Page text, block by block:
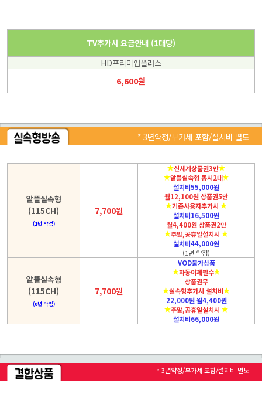
TV추가시 요금안내 (1대당)
HD프리미엄플러스
6,600원
* 3년약정/부가세 포함/설치비 별도
알뜰실속형
(115CH)
(1년 약정)
7,700원
신세계상품권3만
알뜰실속형 동시2대
설치비55,000원
월12,100원 상품권5만
기존사용자추가시
설치비16,500원
월4,400원 상품권2만
주말,공휴일설치시
설치비44,000원
(1년 약정)
알뜰실속형
(115CH)
(0년 약정)
7,700원
VOD불가상품
자동이체필수
상품권무
실속형추가시 설치비
22,000원 월4,400원
주말,공휴일설치시
설치비66,000원
* 3년약정/부가세 포함/설치비 별도